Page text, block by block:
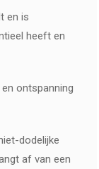
en is
heeft en
ontspanning
dodelijke
af van een